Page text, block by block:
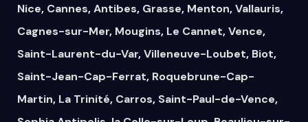
Nice, Cannes,Antibes, Grasse, Menton,Vallauris,
Cagnes-sur-Mer, Mougins, Le Cannet,Vence,
Saint-Laurent-du-Var,Villeneuve-Loubet, Biot,
Saint-Jean-Cap-Ferrat, Roquebrune-Cap-
Martin, La Trinité, Carros, Saint-Paul-de-Vence,